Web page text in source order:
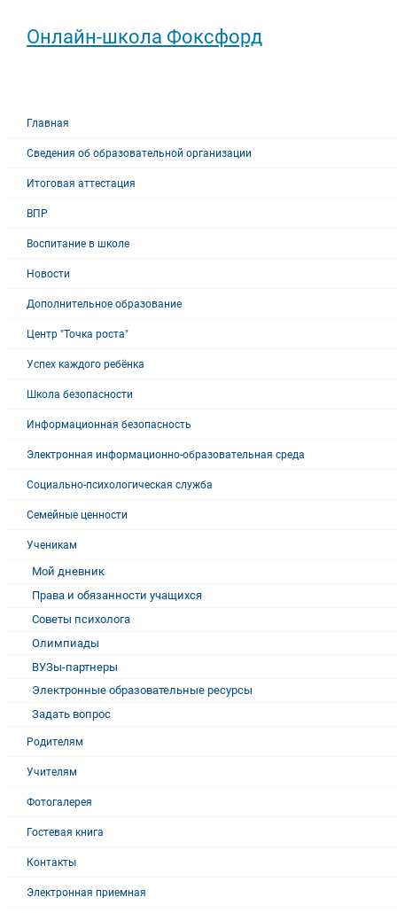
Онлайн-школа Фоксфорд
Главная
Сведения об образовательной организации
Итоговая аттестация
ВПР
Воспитание в школе
Новости
Дополнительное образование
Центр "Точка роста"
Успех каждого ребёнка
Школа безопасности
Информационная безопасность
Электронная информационно-образовательная среда
Социально-психологическая служба
Семейные ценности
Ученикам
Мой дневник
Права и обязанности учащихся
Советы психолога
Олимпиады
ВУЗы-партнеры
Электронные образовательные ресурсы
Задать вопрос
Родителям
Учителям
Фотогалерея
Гостевая книга
Контакты
Электронная приемная